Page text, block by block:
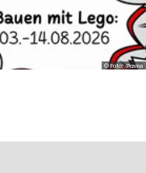
© Foto: @canva